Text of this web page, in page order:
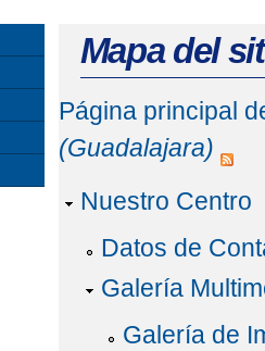
aquí
Mapa del
Página principal
(Guadalajara)
Nuestro Centro
Datos de
Galería
Galería de